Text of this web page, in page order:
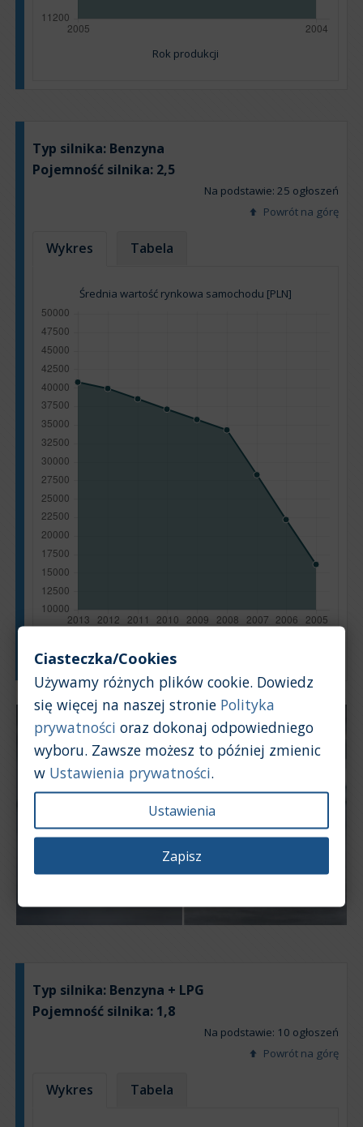
Rok produkcji
Typ silnika: Benzyna
Pojemność silnika: 2,5
Na podstawie: 25 ogłoszeń
Powrót na górę
Wykres Tabela
Średnia wartość rynkowa samochodu [PLN]
Typ silnika: Benzyna + LPG
Pojemność silnika: 1,8
Na podstawie: 10 ogłoszeń
Powrót na górę
Wykres Tabela
Ciasteczka/Cookies
Używamy różnych plików cookie. Dowiedz
się więcej na naszej stronie Polityka
prywatności oraz dokonaj odpowiedniego
wyboru. Zawsze możesz to później zmienic
w Ustawienia prywatności.
Ustawienia
Zapisz